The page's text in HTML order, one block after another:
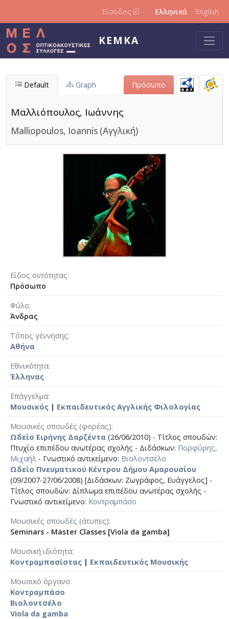
Είσοδος Ελληνικά English
ΚΕΜΚΑ
Default Graph Πρόσωπο
Μαλλιόπουλος, Ιωάννης
Malliopoulos, Ιοannis (Αγγλική)
Είδος οντότητας
Πρόσωπο
Φύλο
Άνδρας
Τόπος γέννησης
Αθήνα
Εθνικότητα
Έλληνας
Επάγγελμα
Μουσικός | Εκπαιδευτικός Αγγλικής Φιλολογίας
Μουσικές σπουδές (φορέας)
Ωδείο Ειρήνης Δαρζέντα (26/06/2010) - Τίτλος σπουδών:
Πτυχίο επιπέδου ανωτέρας σχολής - Διδάσκων: Πορφύρης,
Μιχαήλ - Γνωστικό αντικείμενο: Βιολοντσέλο
Ωδείο Πνευματικού Κέντρου Δήμου Αμαρουσίου
(09/2007-27/06/2008) [Διδάσκων: Ζωγράφος, Ευάγγελος] -
Τίτλος σπουδών: Δίπλωμα επιπέδου ανωτέρας σχολής -
Γνωστικό αντικείμενο: Κοντραμπάσο
Μουσικές σπουδές (άτυπες)
Seminars - Master Classes [Viola da gamba]
Μουσική ιδιότητα
Κοντραμπασίστας | Εκπαιδευτικός Μουσικής
Μουσικό όργανο
Κοντραμπάσο
Βιολοντσέλο
Viola da gamba